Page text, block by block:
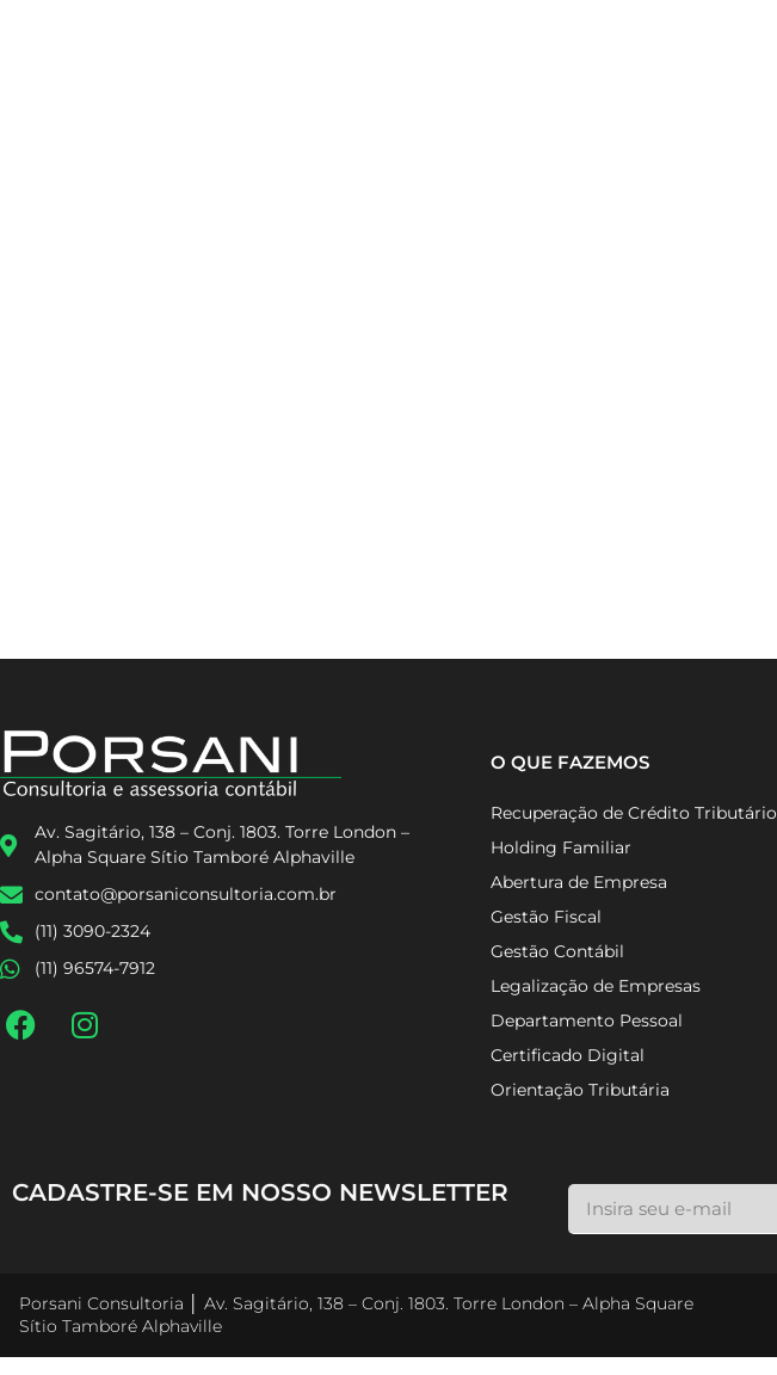
Av. Sagitário, 138 – Conj. 1803. Torre London –
Alpha Square Sítio Tamboré Alphaville
contato@porsaniconsultoria.com.br
(11) 3090-2324
(11) 96574-7912
O QUE FAZEMOS
Recuperação de Crédito Tributário
Holding Familiar
Abertura de Empresa
Gestão Fiscal
Gestão Contábil
Legalização de Empresas
Departamento Pessoal
Certificado Digital
Orientação Tributária
CADASTRE-SE EM NOSSO NEWSLETTER
Porsani Consultoria │ Av. Sagitário, 138 – Conj. 1803. Torre London – Alpha Square
Sítio Tamboré Alphaville